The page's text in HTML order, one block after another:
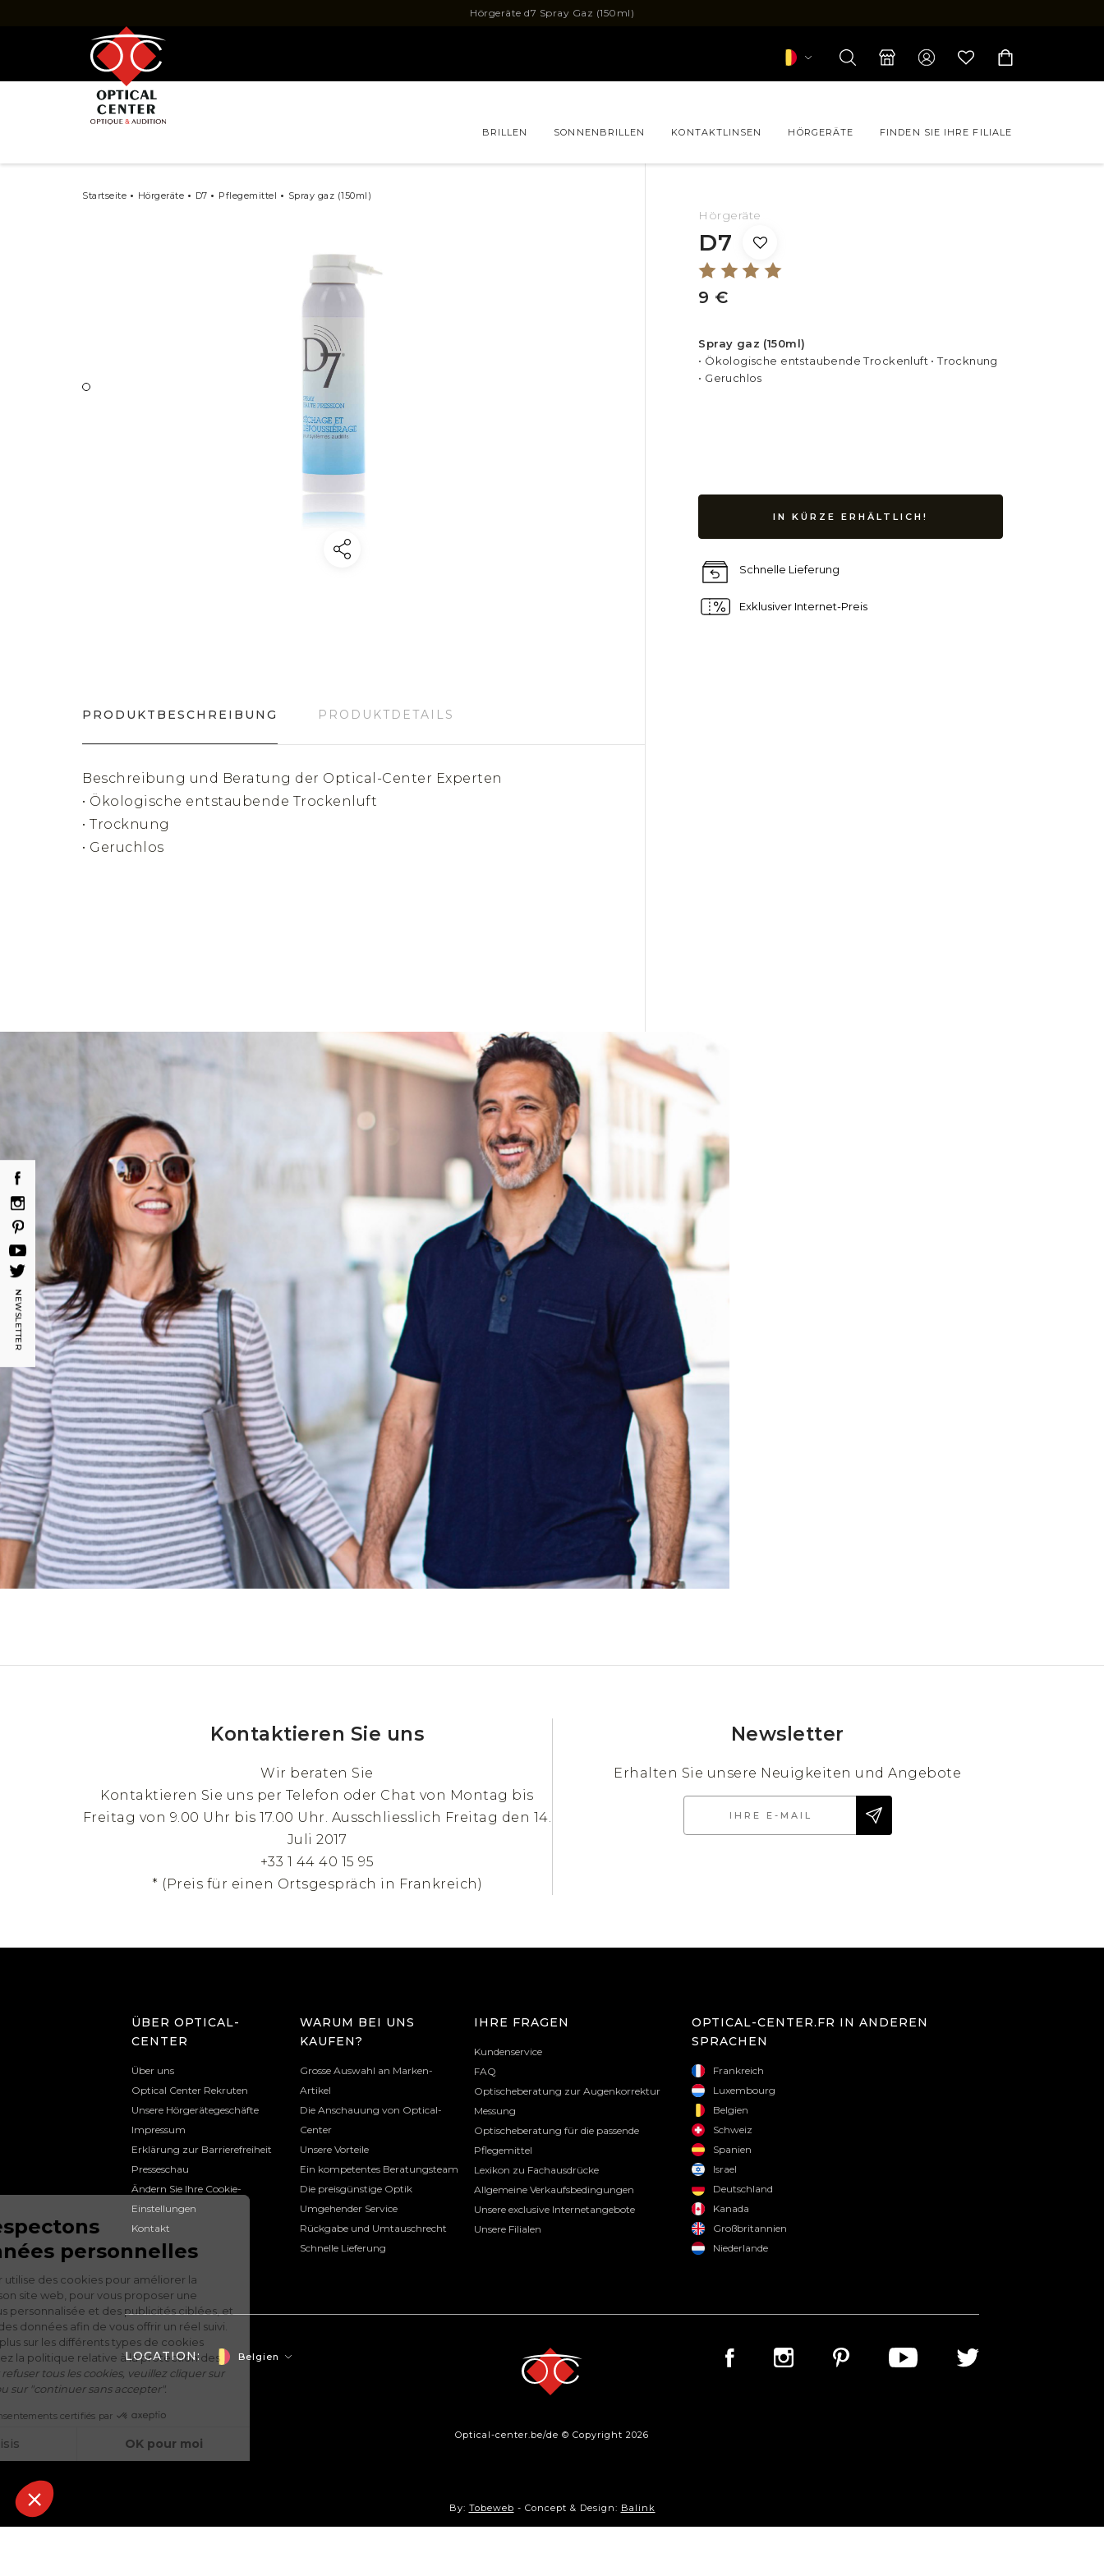
Hörgeräte d7 Spray Gaz (150ml)
BRILLEN SONNENBRILLEN KONTAKTLINSEN HÖRGERÄTE FINDEN SIE IHRE FILIALE
NEWSLETTER
Startseite Hörgeräte D7 Pflegemittel Spray gaz (150ml)
PRODUKTBESCHREIBUNG PRODUKTDETAILS
Beschreibung und Beratung der Optical-Center Experten
• Ökologische entstaubende Trockenluft
• Trocknung
• Geruchlos
Hörgeräte
D7
9 €
Spray gaz (150ml)
• Ökologische entstaubende Trockenluft • Trocknung
• Geruchlos
IN KÜRZE ERHÄLTLICH!
Schnelle Lieferung
Exklusiver Internet-Preis
Marke D7
Kontaktieren Sie uns
Wir beraten Sie
Kontaktieren Sie uns per Telefon oder Chat von Montag bis
Freitag von 9.00 Uhr bis 17.00 Uhr. Ausschliesslich Freitag den 14.
Juli 2017
+33 1 44 40 15 95
* (Preis für einen Ortsgespräch in Frankreich)
Newsletter
Erhalten Sie unsere Neuigkeiten und Angebote
ÜBER OPTICAL-
CENTER
Über uns
Optical Center Rekruten
Unsere Hörgerätegeschäfte
Impressum
Erklärung zur Barrierefreiheit
Presseschau
Ändern Sie Ihre Cookie-
Einstellungen
Kontakt
WARUM BEI UNS
KAUFEN?
Grosse Auswahl an Marken-
Artikel
Die Anschauung von Optical-
Center
Unsere Vorteile
Ein kompetentes Beratungsteam
Die preisgünstige Optik
Umgehender Service
Rückgabe und Umtauschrecht
Schnelle Lieferung
IHRE FRAGEN
Kundenservice
FAQ
Optischeberatung zur Augenkorrektur
Messung
Optischeberatung für die passende
Pflegemittel
Lexikon zu Fachausdrücke
Allgemeine Verkaufsbedingungen
Unsere exclusive Internetangebote
Unsere Filialen
OPTICAL-CENTER.FR IN ANDEREN
SPRACHEN
Frankreich
Luxembourg
Belgien
Schweiz
Spanien
Israel
Deutschland
Kanada
Großbritannien
Niederlande
LOCATION: Belgien
Optical-center.be/de © Copyright 2026
By: Tobeweb - Concept & Design: Balink